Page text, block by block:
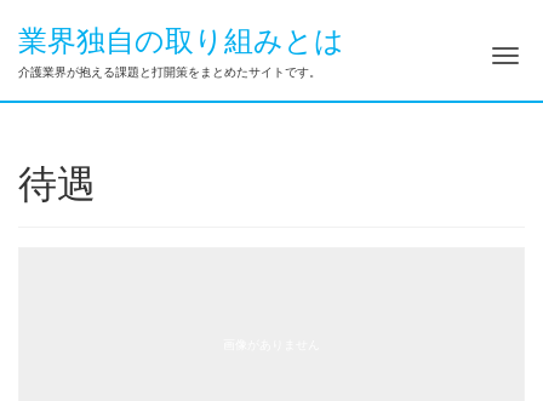
業界独自の取り組みとは
介護業界が抱える課題と打開策をまとめたサイトです。 ナ
待遇